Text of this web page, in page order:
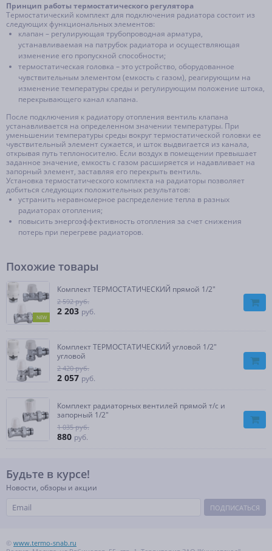
Принцип работы термостатического регулятора
Термостатический комплект для подключения радиатора состоит из
следующих функциональных элементов:
клапан – регулирующая трубопроводная арматура,
устанавливаемая на патрубок радиатора и осуществляющая
изменение его пропускной способности;
термостатическая головка – это устройство, оборудованное
чувствительным элементом (емкость с газом), реагирующим на
изменение температуры среды и регулирующим положение штока,
перекрывающего канал клапана.
После подключения к радиатору отопления вентиль клапана
устанавливается на определенном значении температуры. При
уменьшении температуры среды вокруг термостатической головки ее
чувствительный элемент сужается, и шток выдвигается из канала,
открывая путь теплоносителю. Если воздух в помещении превышает
заданное значение, емкость с газом расширяется и надавливает на
запорный элемент, заставляя его перекрыть вентиль.
Установка термостатического комплекта на радиаторы позволяет
добиться следующих положительных результатов:
устранить неравномерное распределение тепла в разных
радиаторах отопления;
повысить энергоэффективность отопления за счет снижения
потерь при перегреве радиаторов.
Похожие товары
NEW
Комплект ТЕРМОСТАТИЧЕСКИЙ прямой 1/2″
2 592 руб.
2 203 руб.
Комплект ТЕРМОСТАТИЧЕСКИЙ угловой 1/2″
угловой
2 420 руб.
2 057 руб.
Комплект радиаторных вентилей прямой т/с и
запорный 1/2″
1 035 руб.
880 руб.
Будьте в курсе!
Новости, обзоры и акции
ПОДПИСАТЬСЯ
© www.termo-snab.ru